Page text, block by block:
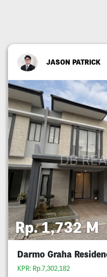
JASON PATRICK
Rp. 1,732 M
Darmo Graha
KPR: Rp.7,302,182